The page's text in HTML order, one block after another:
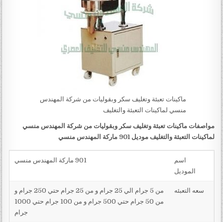
ماكينات تعبئة وتغليف سكر وبقوليات من شركة المهندس
منسي لماكينات التعبئة والتغليف
مواصفات ماكينات تعبئة وتغليف سكر وبقوليات من شركة المهندس منسي
لماكينات التعبئة والتغليف موديل 901 ماركة المهندس منسي
اسم
الموديل
901 ماركة المهندس منسي
سعه التعبئه
من 5 جرام الي 25 جرام و من 25 جرام حتي 250 جرام و
من 50 جرام حتي 500 جرام و من 100 جرام حتي 1000
جرام